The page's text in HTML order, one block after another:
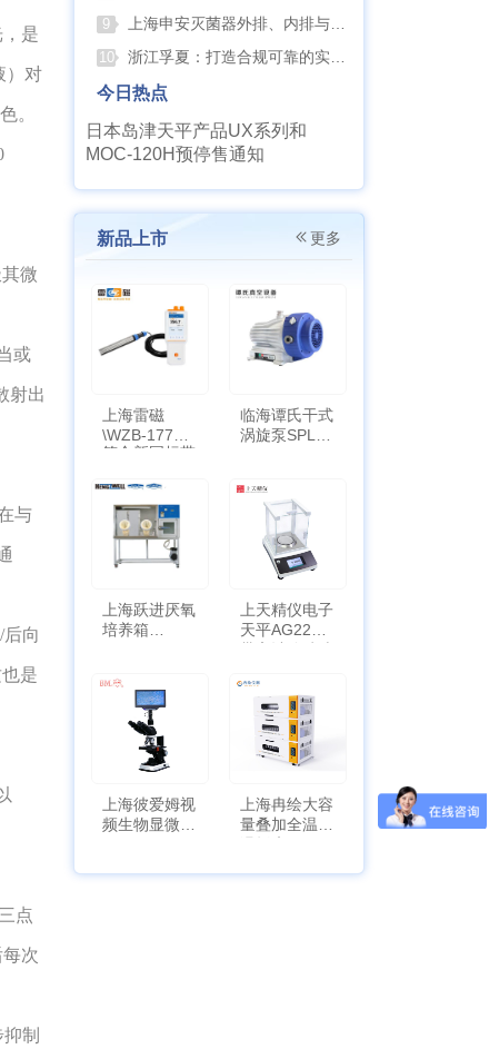
是
）对
。
微
或
射出
与
向
是
点
次
制
9 上海申安灭菌器外排、内排与干燥功能全解析
10 浙江孚夏：打造合规可靠的实验室洁净装备
今日热点
日本岛津天平产品UX系列和
MOC-120H预停售通知
新品上市 更多
上海雷磁
\WZB-177Y
符合新国标带
临海谭氏干式
涡旋泵SPL-
上海跃进厌氧
培养箱
上天精仪电子
天平AG2255
上海彼爱姆视
频生物显微镜
上海冉绘大容
量叠加全温恒